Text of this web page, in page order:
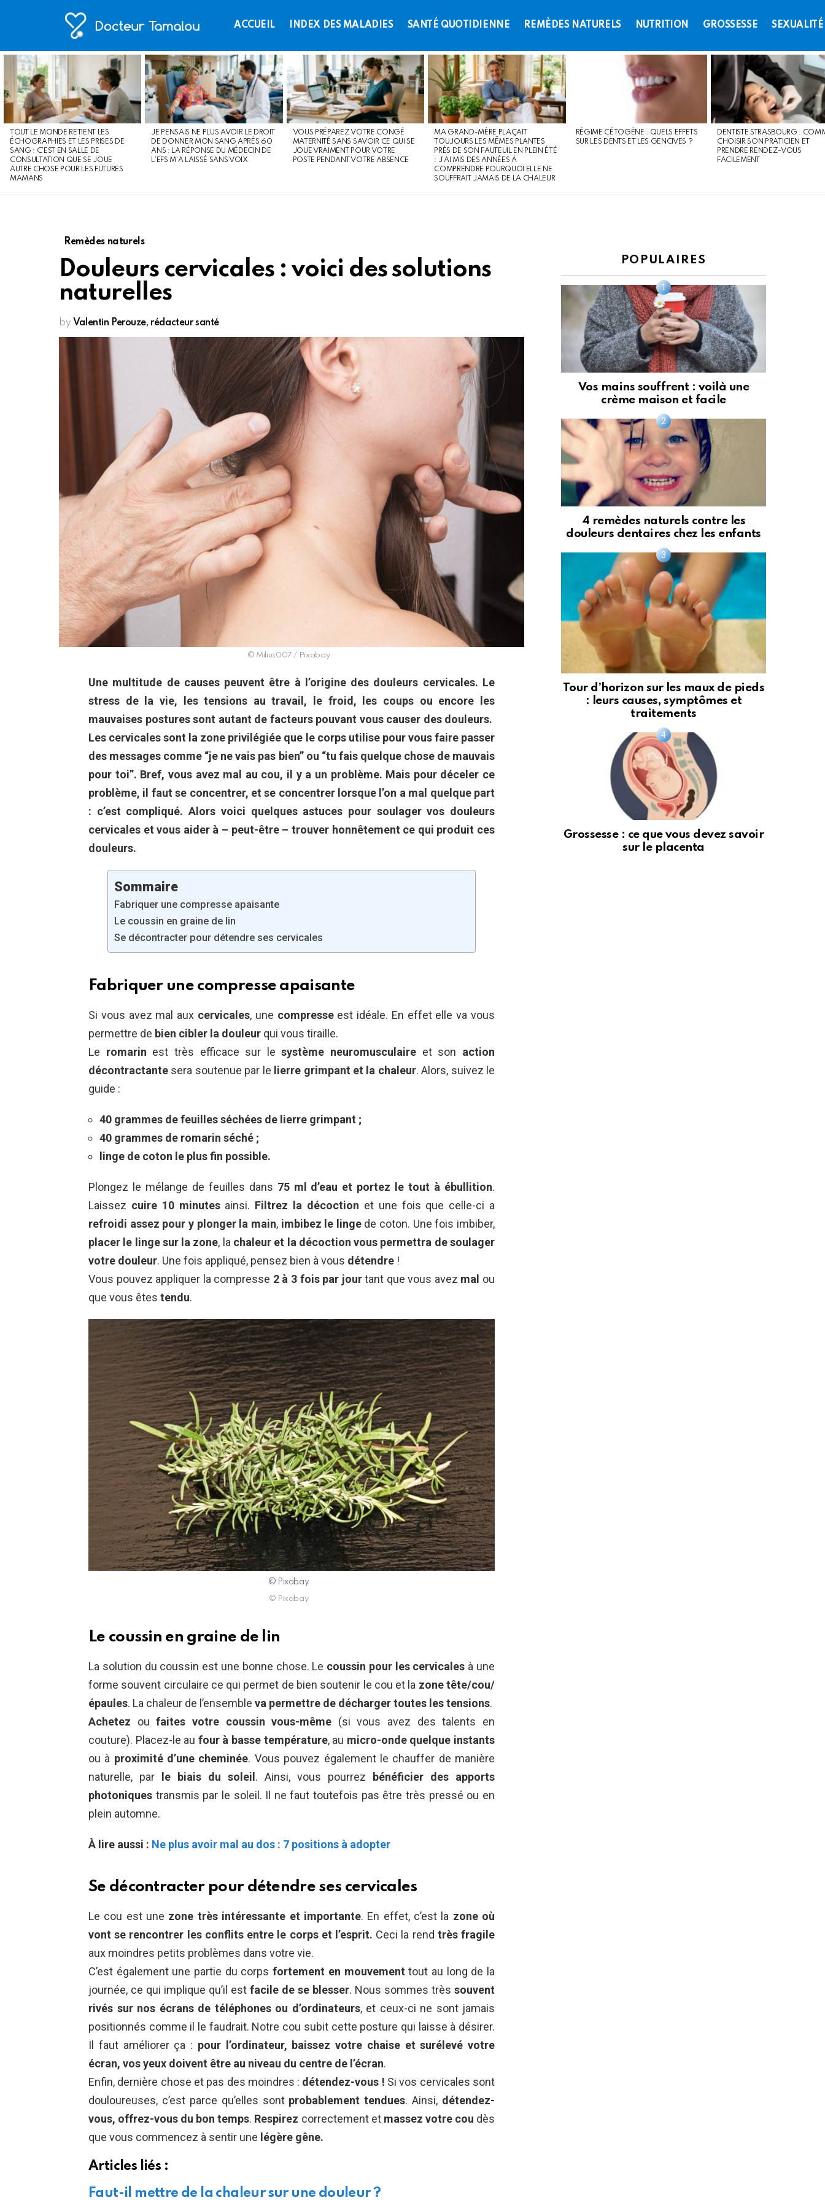
ACCUEIL INDEX DES MALADIES SANTÉ QUOTIDIENNE REMÈDES NATURELS NUTRITION GROSSESSE SEXUALITÉ
LATEST
STORIES
TOUT LE MONDE RETIENT LES
ÉCHOGRAPHIES ET LES PRISES DE
SANG : C’EST EN SALLE DE
CONSULTATION QUE SE JOUE
AUTRE CHOSE POUR LES FUTURES
MAMANS
JE PENSAIS NE PLUS AVOIR LE DROIT
DE DONNER MON SANG APRÈS 60
ANS : LA RÉPONSE DU MÉDECIN DE
L’EFS M’A LAISSÉ SANS VOIX
VOUS PRÉPAREZ VOTRE CONGÉ
MATERNITÉ SANS SAVOIR CE QUI SE
JOUE VRAIMENT POUR VOTRE
POSTE PENDANT VOTRE ABSENCE
MA GRAND-MÈRE PLAÇAIT
TOUJOURS LES MÊMES PLANTES
PRÈS DE SON FAUTEUIL EN PLEIN ÉTÉ
: J’AI MIS DES ANNÉES À
COMPRENDRE POURQUOI ELLE NE
SOUFFRAIT JAMAIS DE LA CHALEUR
RÉGIME CÉTOGÈNE : QUELS EFFETS
SUR LES DENTS ET LES GENCIVES ?
DENTISTE STRASBOURG :
CHOISIR SON PRATICIEN ET
PRENDRE RENDEZ-VOUS
FACILEMENT
Remèdes naturels
Douleurs cervicales : voici des solutions
naturelles
by Valentin Perouze, rédacteur santé
© Milius007 / Pixabay
Une multitude de causes peuvent être à l’origine des douleurs cervicales. Le
stress de la vie, les tensions au travail, le froid, les coups ou encore les
mauvaises postures sont autant de facteurs pouvant vous causer des douleurs.
Les cervicales sont la zone privilégiée que le corps utilise pour vous faire passer
des messages comme “je ne vais pas bien” ou “tu fais quelque chose de mauvais
pour toi”. Bref, vous avez mal au cou, il y a un problème. Mais pour déceler ce
problème, il faut se concentrer, et se concentrer lorsque l’on a mal quelque part
: c’est compliqué. Alors voici quelques astuces pour soulager vos douleurs
cervicales et vous aider à – peut-être – trouver honnêtement ce qui produit ces
douleurs.
Sommaire
Fabriquer une compresse apaisante
Le coussin en graine de lin
Se décontracter pour détendre ses cervicales
Fabriquer une compresse apaisante
Si vous avez mal aux cervicales, une compresseest idéale. En effet elle va vous
permettre de bien cibler la douleur qui vous tiraille.
Le romarin est très efficace sur lesystème neuromusculaire et son action
décontractante sera soutenue par le lierre grimpant et la chaleur. Alors, suivez le
guide :
40 grammes de feuilles séchées de lierre grimpant ;
40 grammes de romarin séché ;
linge de coton le plus fin possible.
Plongez le mélange de feuilles dans 75 ml d’eau et portez le tout à ébullition.
Laissez cuire 10 minutesainsi. Filtrez la décoction et une fois que celle-ci a
refroidi assez pour y plonger la main, imbibez le lingede coton. Une fois imbiber,
placer le linge sur la zone, la chaleur et la décoction vous permettra de soulager
votre douleur. Une fois appliqué, pensez bien à vous détendre !
Vous pouvez appliquer la compresse 2 à 3 fois par jourtant que vous avez mal ou
que vous êtes tendu.
©️ Pixabay
©️ Pixabay
Le coussin en graine de lin
La solution du coussin est une bonne chose. Le coussin pour les cervicales à une
forme souvent circulaire ce qui permet de bien soutenir le cou et la zone tête/cou/
épaules. La chaleur de l’ensemble va permettre de décharger toutes les tensions.
Achetez oufaites votre coussin vous-même (si vous avez des talents en
couture). Placez-le au four à basse température, au micro-onde quelque instants
ou à proximité d’une cheminée. Vous pouvez également le chauffer de manière
naturelle, par
le biais du soleil . Ainsi, vous pourrez
bénéficier des apports
photoniques transmis par le soleil. Il ne faut toutefois pas être très pressé ou en
plein automne.
À lire aussi : Ne plus avoir mal au dos : 7 positions à adopter
Se décontracter pour détendre ses cervicales
Le cou est une zone très intéressante et importante. En effet, c’est la zone où
vont se rencontrer les conflits entre le corps et l’esprit. Ceci la rend très fragile
aux moindres petits problèmes dans votre vie.
C’est également une partie du corpsfortement en mouvement tout au long de la
journée, ce qui implique qu’il est facile de se blesser. Nous sommes très souvent
rivés sur nos écrans de téléphones ou d’ordinateurs, et ceux-ci ne sont jamais
positionnés comme il le faudrait. Notre cou subit cette posture qui laisse à désirer.
Il faut améliorer ça : pour l’ordinateur, baissez votre chaise et surélevé votre
écran, vos yeux doivent être au niveau du centre de l’écran.
Enfin, dernière chose et pas des moindres : détendez-vous ! Si vos cervicales sont
douloureuses, c’est parce qu’elles sont probablement tendues. Ainsi, détendez-
vous, offrez-vous du bon temps. Respirez correctement et massez votre cou dès
que vous commencez à sentir une légère gêne.
Articles liés :
Faut-il mettre de la chaleur sur une douleur ?
POPULAIRES
Vos mains souffrent : voilà une
crème maison et facile
4 remèdes naturels contre les
douleurs dentaires chez les enfants
Tour d’horizon sur les maux de pieds
: leurs causes, symptômes et
traitements
Grossesse : ce que vous devez savoir
sur le placenta